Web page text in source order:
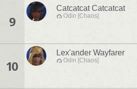
9
Catcatcat Catcatcat
Odin [Chaos]
10
Lex'ander Wayfarer
Odin [Chaos]